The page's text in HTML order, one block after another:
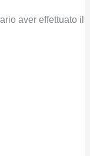
aver effettuato il